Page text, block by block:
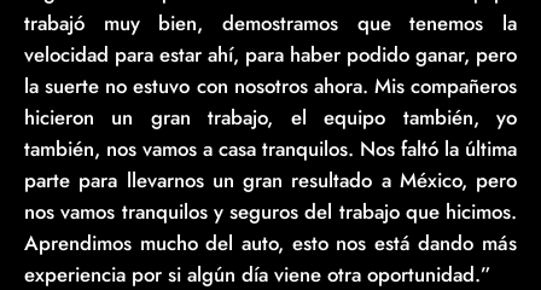
trabajó muy bien, demostramos que tenemos la
velocidad para estar ahí, para haber podido ganar, pero
la suerte no estuvo con nosotros ahora. Mis compañeros
hicieron un gran trabajo, el equipo también, yo
también, nos vamos a casa tranquilos. Nos faltó la última
parte para llevarnos un gran resultado a México, pero
nos vamos tranquilos y seguros del trabajo que hicimos.
Aprendimos mucho del auto, esto nos está dando más
experiencia por si algún día viene otra oportunidad.”